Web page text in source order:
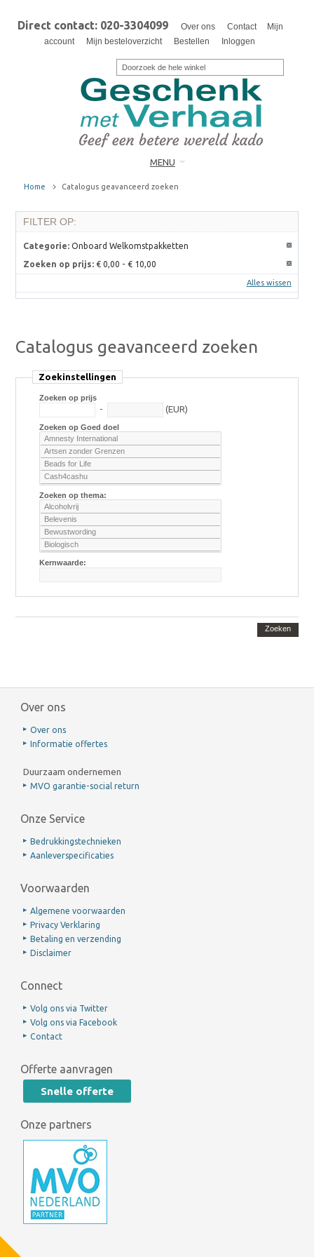
Direct contact: 020-3304099 Over ons Contact
Mijn
account
Mijn besteloverzicht Bestellen Inloggen
MENU
Home Catalogus geavanceerd zoeken
Catalogus geavanceerd zoeken
Zoekinstellingen
Zoeken op prijs
- (EUR)
Zoeken op Goed doel
Zoeken op thema:
Kernwaarde:
Zoeken
FILTER OP:
Categorie: Onboard Welkomstpakketten
Zoeken op prijs: € 0,00 -€ 10,00
Alles wissen
Over ons
Over ons
Informatie offertes
Duurzaam ondernemen
MVO garantie-social return
Onze Service
Bedrukkingstechnieken
Aanleverspecificaties
Voorwaarden
Algemene voorwaarden
Privacy Verklaring
Betaling en verzending
Disclaimer
Connect
Volg ons via Twitter
Volg ons via Facebook
Contact
Offerte aanvragen
Snelle offerte
Onze partners